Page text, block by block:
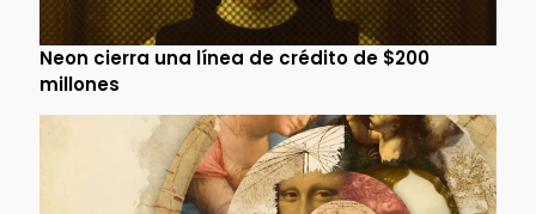
Neon cierra una línea de crédito de $200
millones